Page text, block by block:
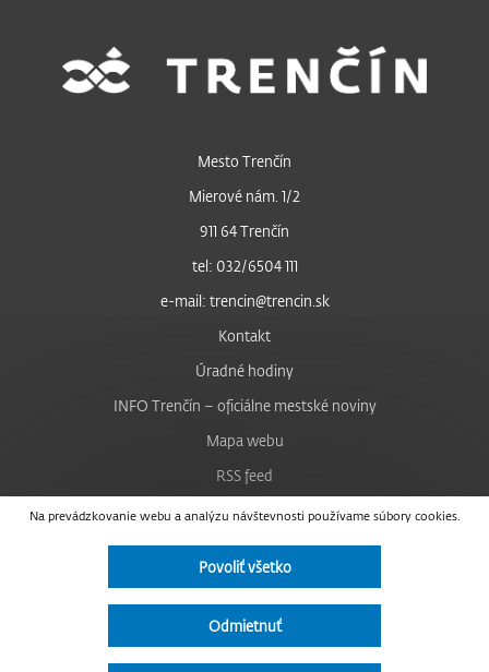
Na prevádzkovanie webu a analýzu návštevnosti používame súbory cookies.
Povoliť všetko
Odmietnuť
Mesto Trenčín
Mierové nám. 1/2
911 64 Trenčín
tel: 032/6504 111
e-mail: trencin@trencin.sk
Kontakt
Úradné hodiny
INFO Trenčín – oficiálne mestské noviny
Mapa webu
RSS feed
Nastavenie cookies
Facebook
Instagram
Vyhlásenie o prístupnosti